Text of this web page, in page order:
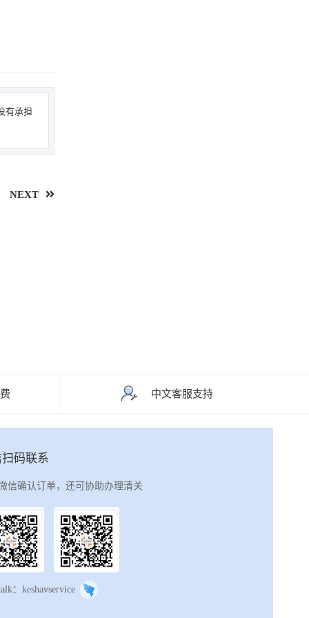
有承担
NEXT
中文客服支持
码联系
信确认订单，还可协助办理清关
：keshavservice